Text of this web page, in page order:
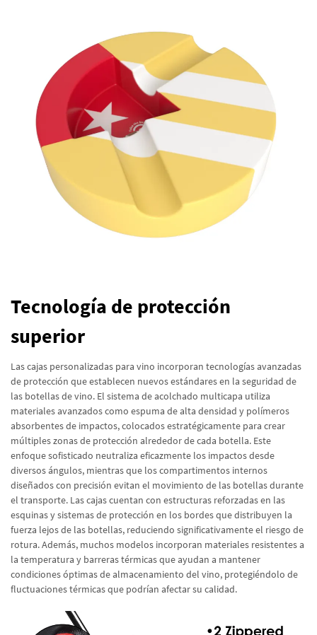
Tecnología de protección
superior
Las cajas personalizadas para vino incorporan tecnologías avanzadas
de protección que establecen nuevos estándares en la seguridad de
las botellas de vino. El sistema de acolchado multicapa utiliza
materiales avanzados como espuma de alta densidad y polímeros
absorbentes de impactos, colocados estratégicamente para crear
múltiples zonas de protección alrededor de cada botella. Este
enfoque sofisticado neutraliza eficazmente los impactos desde
diversos ángulos, mientras que los compartimentos internos
diseñados con precisión evitan el movimiento de las botellas durante
el transporte. Las cajas cuentan con estructuras reforzadas en las
esquinas y sistemas de protección en los bordes que distribuyen la
fuerza lejos de las botellas, reduciendo significativamente el riesgo de
rotura. Además, muchos modelos incorporan materiales resistentes a
la temperatura y barreras térmicas que ayudan a mantener
condiciones óptimas de almacenamiento del vino, protegiéndolo de
fluctuaciones térmicas que podrían afectar su calidad.